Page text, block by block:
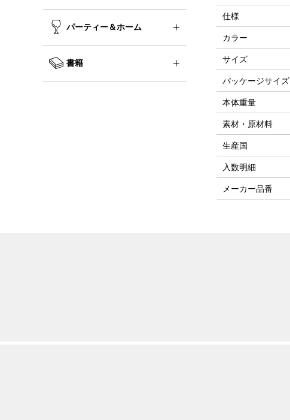
パーティー＆ホーム
書籍
仕様
カラー
サイズ
パッケージサイズ
本体重量
素材・原材料
生産国
入数明細
メーカー品番